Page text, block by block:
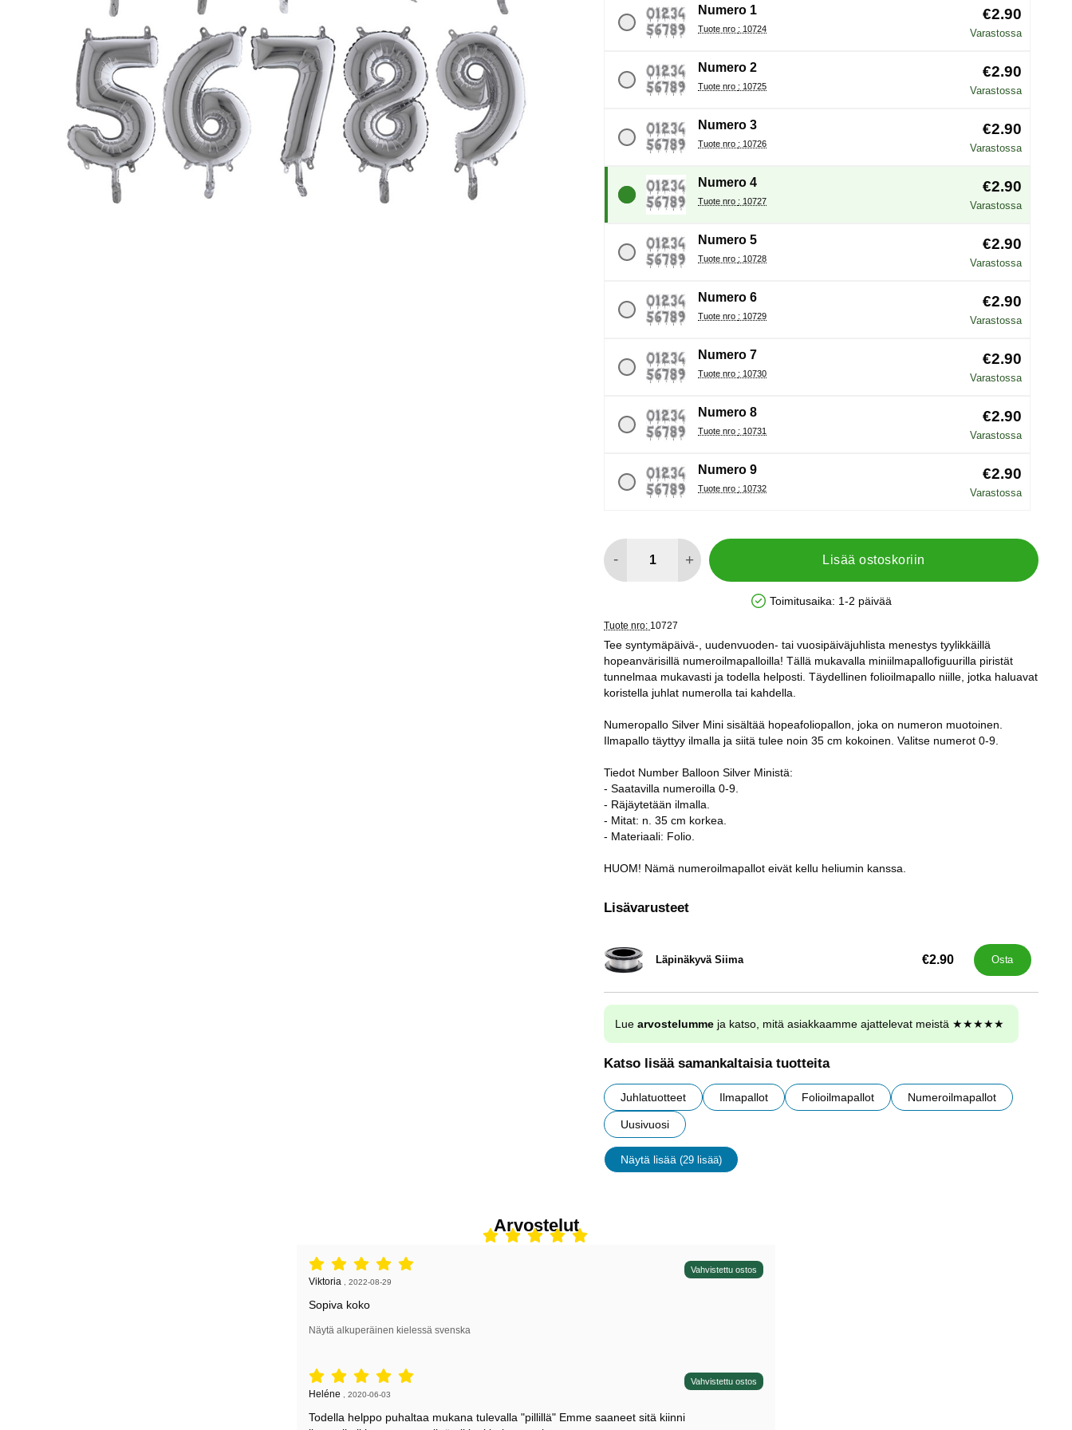
Numero 1
Tuote nro : 10724
€2.90
Varastossa
Numero 2
Tuote nro : 10725
€2.90
Varastossa
Numero 3
Tuote nro : 10726
€2.90
Varastossa
Numero 4
Tuote nro : 10727
€2.90
Varastossa
Numero 5
Tuote nro : 10728
€2.90
Varastossa
Numero 6
Tuote nro : 10729
€2.90
Varastossa
Numero 7
Tuote nro : 10730
€2.90
Varastossa
Numero 8
Tuote nro : 10731
€2.90
Varastossa
Numero 9
Tuote nro : 10732
€2.90
Varastossa
- + Lisää ostoskoriin
Saatavuus: Varastossa
Toimitusaika: 1-2 päivää
Tuote nro: 10727
Tee syntymäpäivä-, uudenvuoden- tai vuosipäiväjuhlista menestys tyylikkäillä
hopeanvärisillä numeroilmapalloilla! Tällä mukavalla miniilmapallofiguurilla piristät
tunnelmaa mukavasti ja todella helposti. Täydellinen folioilmapallo niille, jotka haluavat
koristella juhlat numerolla tai kahdella.
Numeropallo Silver Mini sisältää hopeafoliopallon, joka on numeron muotoinen.
Ilmapallo täyttyy ilmalla ja siitä tulee noin 35 cm kokoinen. Valitse numerot 0-9.
Tiedot Number Balloon Silver Ministä:
- Saatavilla numeroilla 0-9.
- Räjäytetään ilmalla.
- Mitat: n. 35 cm korkea.
- Materiaali: Folio.
HUOM! Nämä numeroilmapallot eivät kellu heliumin kanssa.
Lisävarusteet
Läpinäkyvä Siima
Tuote.nro 32222 €2.90 Osta
Lue arvostelumme ja katso, mitä asiakkaamme ajattelevat meistä ★★★★★
Katso lisää samankaltaisia tuotteita
Juhlatuotteet Ilmapallot Folioilmapallot Numeroilmapallot
Uusivuosi
Näytä lisää (29 lisää)
ominaisuudet
Arvostelut
Arvostelu: 5 tähdet / 5,
Vahvistettu ostos
Arvostelun kirjoittaja:
Viktoria , 2022-08-29
Sopiva koko
Näytä alkuperäinen kielessä svenska
Arvostelu: 5 tähdet / 5,
Vahvistettu ostos
Arvostelun kirjoittaja:
Heléne 2020-06-03
Todella helppo puhaltaa mukana tulevalla "pillillä" Emme saaneet sitä kiinni